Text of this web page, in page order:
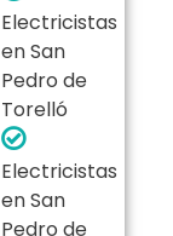
Electricistas
en San
Pedro de
Torelló
Electricistas
en San
Pedro de